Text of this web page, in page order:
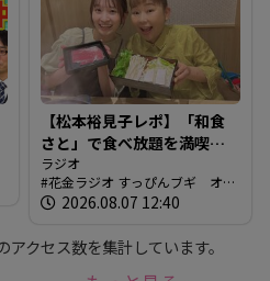
【松本裕見子レポ】「和食
さと」で食べ放題を満喫！
「さとしゃぶ」を体験！！
（RCCラジオ「花金ラジオ
すっぴんブギ」企画）
ラジオ
花金ラジオ すっぴんブギ オン
エア情報
2026.08.07 12:40
クセス数を集計しています。